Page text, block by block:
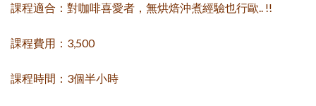
課程適合：對咖啡喜愛者，無烘焙沖煮經驗也行歐.. !!
課程費用：3,500
課程時間：3個半小時